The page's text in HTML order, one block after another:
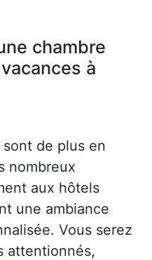
chambre
à
sont de plus en
nombreux
aux hôtels
une ambiance
Vous serez
attentionnés,